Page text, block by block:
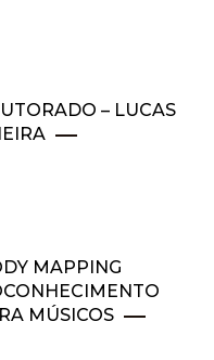
– LUCAS
MAPPING
MÚSICOS